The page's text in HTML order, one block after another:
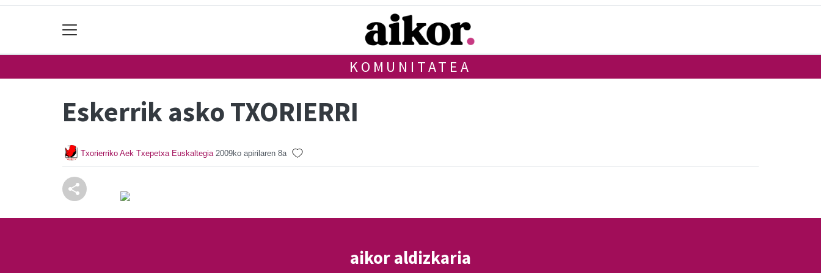
KOMUNITATEA
Eskerrik asko TXORIERRI
Txorierriko Aek Txepetxa Euskaltegia 2009ko apirilaren 8a
aikor aldizkaria